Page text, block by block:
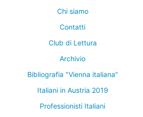
Chi siamo
Contatti
Club di Lettura
Archivio
Bibliografia "Vienna italiana"
Italiani in Austria 2019
Professionisti Italiani